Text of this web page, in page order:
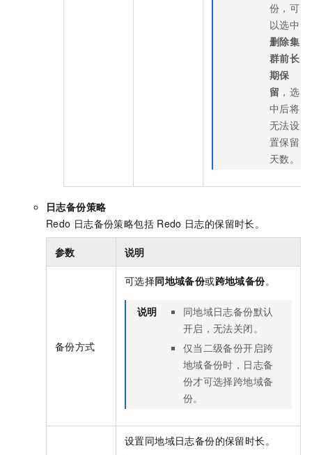
份，可
以选中
删除集
群前长
期保
留 ，选
中后将
无法设
置保留
天数。
日志备份策略
Redo 日志备份策略包括 Redo 日志的保留时长。
参数 说明
备份方式
可选择同地域备份或跨地域备份。
说明
同地域日志备份默认
开启，无法关闭。
仅当二级备份开启跨
地域备份时，日志备
份才可选择跨地域备
份。
设置同地域日志备份的保留时长。